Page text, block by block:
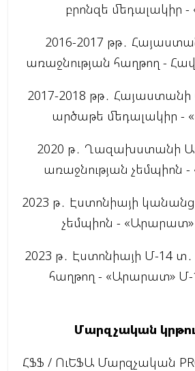
բրոնզե մեդալակիր
2016-2017 թթ․
առաջնության հաղթող -
2017-2018 թթ․
արծաթե մեդալակիր -
2020 թ․ Ղազախստանի
առաջնության չեմպիոն
2023 թ․ Էստոնիայի
չեմպիոն - «Արարատ»
2023 թ․ Էստոնիայի Մ-14
հաղթող - «Արարատ» Մ-
Մարզչական
ՀՖՖ / ՈւԵՖԱ Մարզչական